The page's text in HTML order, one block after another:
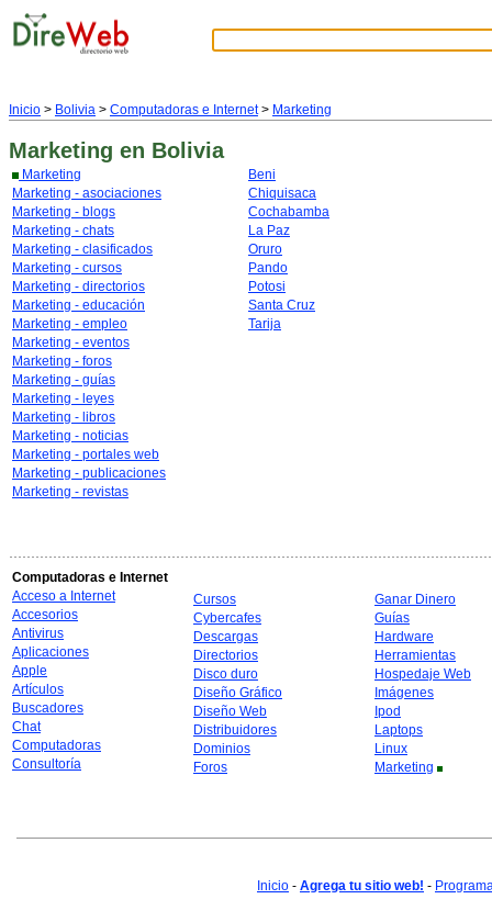
Inicio > Bolivia > Computadoras e Internet> Marketing
Marketing en Bolivia
Marketing
Marketing - asociaciones
Marketing - blogs
Marketing - chats
Marketing - clasificados
Marketing - cursos
Marketing - directorios
Marketing - educación
Marketing - empleo
Marketing - eventos
Marketing - foros
Marketing - guías
Marketing - leyes
Marketing - libros
Marketing - noticias
Marketing - portales web
Marketing - publicaciones
Marketing - revistas
Beni
Chiquisaca
Cochabamba
La Paz
Oruro
Pando
Potosi
Santa Cruz
Tarija
Computadoras e Internet
Acceso a Internet
Accesorios
Antivirus
Aplicaciones
Apple
Artículos
Buscadores
Chat
Computadoras
Consultoría
Cursos
Cybercafes
Descargas
Directorios
Disco duro
Diseño Gráfico
Diseño Web
Distribuidores
Dominios
Foros
Ganar Dinero
Guías
Hardware
Herramientas
Hospedaje Web
Imágenes
Ipod
Laptops
Linux
Marketing
Inicio - Agrega tu sitio web! -